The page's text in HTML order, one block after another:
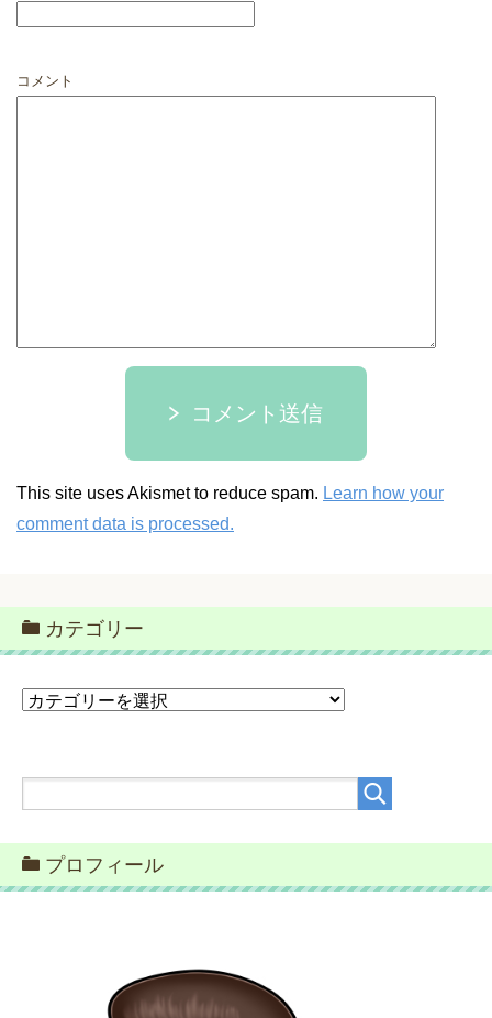
コメント
コメント送信
This site uses Akismet to reduce spam. Learn how your
comment data is processed.
カテゴリー
カ
プロフィール